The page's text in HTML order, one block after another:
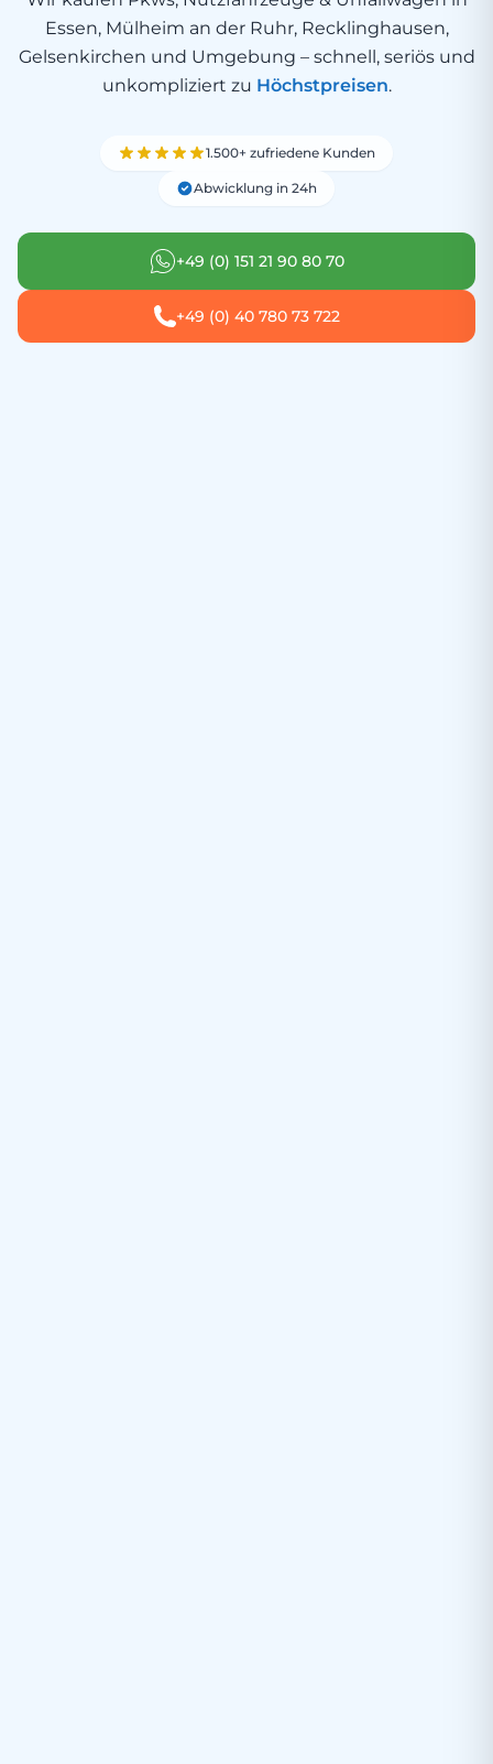
Essen, Mülheim an der Ruhr, Recklinghausen,
Gelsenkirchen und Umgebung – schnell, seriös und
unkompliziert zu Höchstpreisen.
1.500+ zufriedene Kunden
Abwicklung in 24h
+49 (0) 151 21 90 80 70
+49 (0) 40 780 73 722